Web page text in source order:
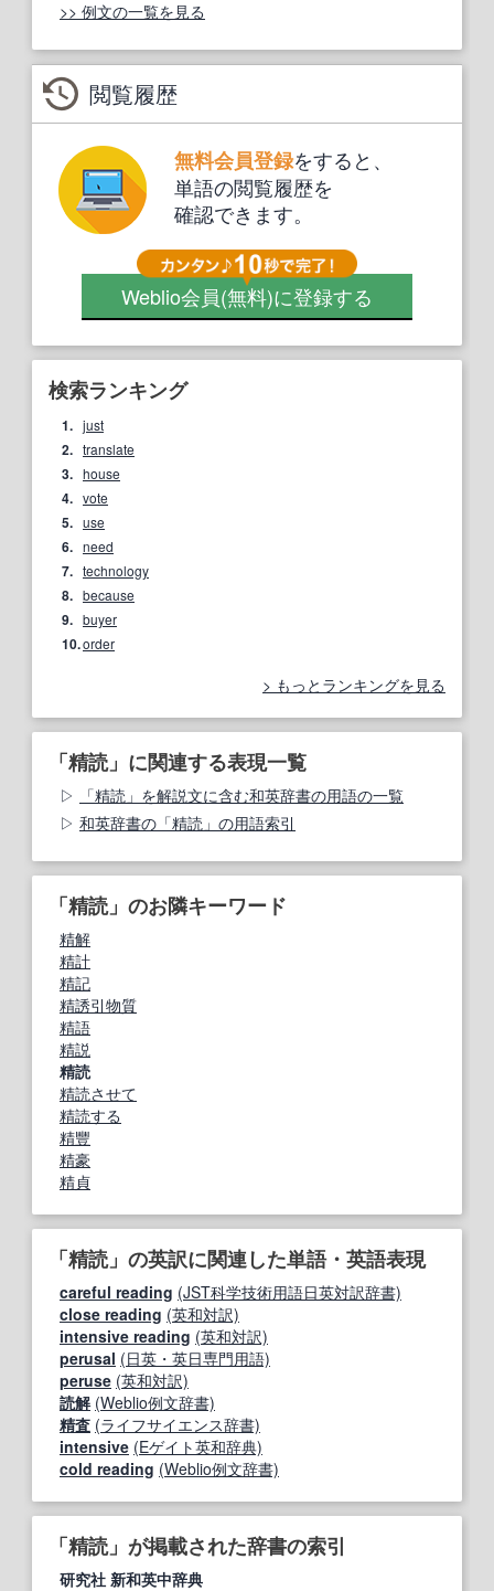
>> 例文の一覧を見る
閲覧履歴
無料会員登録をすると、
単語の閲覧履歴を
確認できます。
Weblio会員(無料)に登録する
検索ランキング
1. just
2. translate
3. house
4. vote
5. use
6. need
7. technology
8. because
9. buyer
10.order
もっとランキングを見る
「精読」に関連する表現一覧
「精読」を解説文に含む和英辞書の用語の一覧
和英辞書の「精読」の用語索引
「精読」のお隣キーワード
精解
精計
精記
精誘引物質
精語
精説
精読
精読させて
精読する
精豐
精豪
精貞
「精読」の英訳に関連した単語・英語表現
careful reading (JST科学技術用語日英対訳辞書)
close reading (英和対訳)
intensive reading (英和対訳)
perusal (日英・英日専門用語)
peruse (英和対訳)
読解 (Weblio例文辞書)
精査 (ライフサイエンス辞書)
intensive (Eゲイト英和辞典)
cold reading (Weblio例文辞書)
「精読」が掲載された辞書の索引
研究社 新和英中辞典